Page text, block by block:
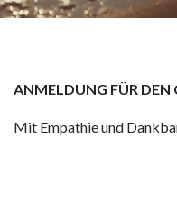
ANMELDUNG FÜR DEN
Mit Empathie und